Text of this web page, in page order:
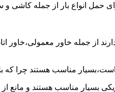
حمل انواع بار از جمله کاشی
از جمله خاور
مناسب هستند چرا که
بسیار مناسب هستند و مانع از